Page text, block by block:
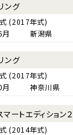
ング
(2017年式)
新潟県
ング
(2017年式)
神奈川県
ートエディション２
(2014年式)